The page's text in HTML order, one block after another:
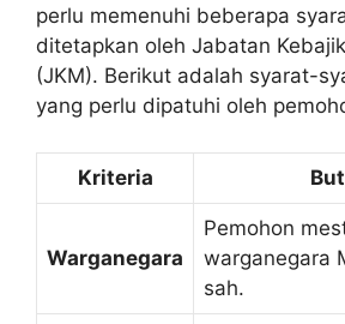
perlu memenuhi beberapa
ditetapkan oleh Jabatan
(JKM). Berikut adalah syarat-
yang perlu dipatuhi oleh
Kriteria
Warganegara
Pemohon
warganegara
sah.